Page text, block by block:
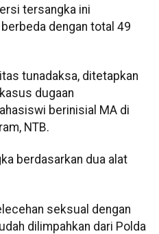
tersangka ini
dengan total 49
tunadaksa, ditetapkan
dugaan
berinisial MA di
NTB.
berdasarkan dua alat
seksual dengan
dilimpahkan dari Polda